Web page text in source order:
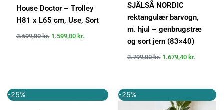
House Doctor – Trolley
H81 x L65 cm, Use, Sort
2.699,00kr. 1.599,00 kr.
SJÄLSÃ NORDIC
rektangulær barvogn,
m. hjul – genbrugstræ
og sort jern (83×40)
2.799,00kr. 1.679,40 kr.
-25%
oprindeligeaktuelle
-25%
oprindeligeaktuelle